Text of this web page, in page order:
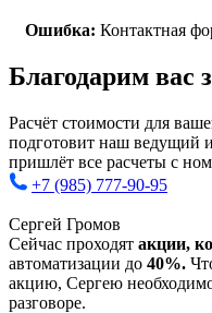
Ошибка: Контактная
Благодарим вас
Расчёт стоимости для
подготовит наш ведущий
пришлёт все расчеты с
+7 (985) 777-90-95
Сергей Громов
Сейчас проходят акции,
автоматизации до 40%.
акцию, Сергею
разговоре.